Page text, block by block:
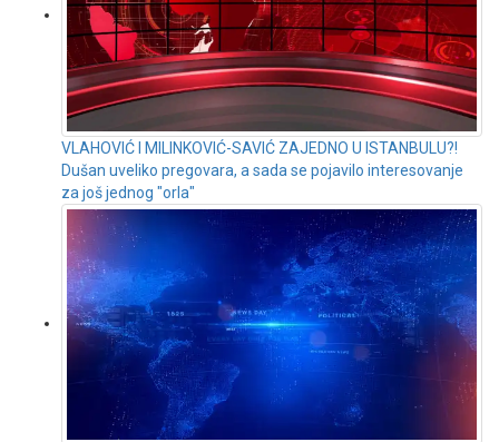
VLAHOVIĆ I MILINKOVIĆ-SAVIĆ ZAJEDNO U ISTANBULU?!
Dušan uveliko pregovara, a sada se pojavilo interesovanje
za još jednog "orlа"